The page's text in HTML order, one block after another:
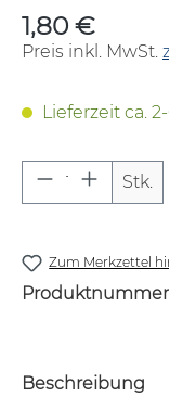
Regulärer Preis:
1,80 €
Preis inkl. MwSt.
Lieferzeit ca.
ProduktStk.
Zum Merkzettel
Beschreibung